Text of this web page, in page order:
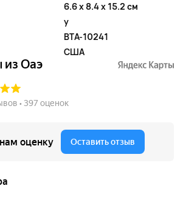
6.6 x 8.4 x 15.2 см
y
BTA-10241
США